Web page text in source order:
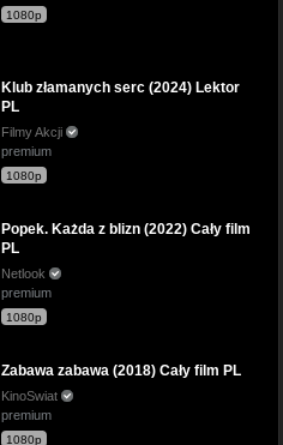
1080p
Klub złamanych serc (2024) Lektor
PL
Filmy Akcji
premium
1080p
Popek. Każda z blizn (2022) Cały film
PL
Netlook
premium
1080p
Zabawa zabawa (2018) Cały film PL
KinoSwiat
premium
1080p